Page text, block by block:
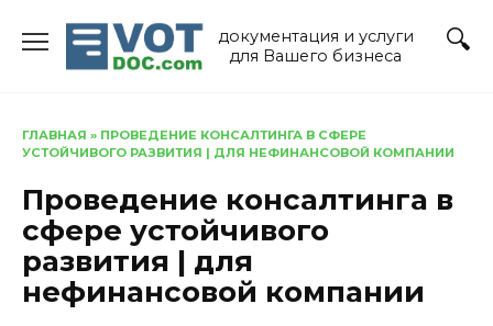
содержанию
документация и услуги
для Вашего бизнеса
ГЛАВНАЯ » ПРОВЕДЕНИЕ КОНСАЛТИНГА В СФЕРЕ
УСТОЙЧИВОГО РАЗВИТИЯ | ДЛЯ НЕФИНАНСОВОЙ КОМПАНИИ
Проведение консалтинга в
сфере устойчивого
развития | для
нефинансовой компании